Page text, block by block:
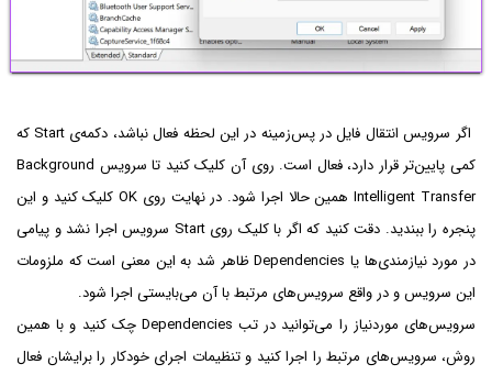
اگر سرویس انتقال فایل در پس‌زمینه در این لحظه فعال نباشد، دکمه‌ی Start که
کمی پایین‌تر قرار دارد، فعال است. روی آن کلیک کنید تا سرویس Background
Intelligent Transfer همین حالا اجرا شود. در نهایت روی OK کلیک کنید و این
پنجره را ببندید. دقت کنید که اگر با کلیک روی Start سرویس اجرا نشد و پیامی
در مورد نیازمندی‌ها یا Dependencies ظاهر شد به این معنی است که ملزومات
این سرویس و در واقع سرویس‌های مرتبط با آن می‌بایستی اجرا شود.
سرویس‌های موردنیاز را می‌توانید در تب Dependencies چک کنید و با همین
روش، سرویس‌های مرتبط را اجرا کنید و تنظیمات اجرای خودکار را برایشان فعال